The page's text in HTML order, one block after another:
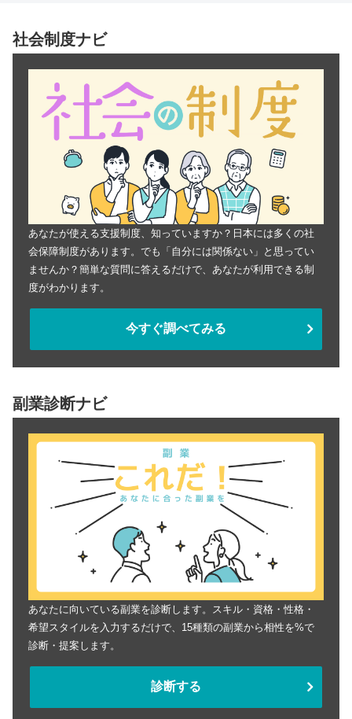
社会制度ナビ
あなたが使える支援制度、知っていますか？日本には多くの社
会保障制度があります。でも「自分には関係ない」と思ってい
ませんか？簡単な質問に答えるだけで、あなたが利用できる制
度がわかります。
今すぐ調べてみる
副業診断ナビ
あなたに向いている副業を診断します。スキル・資格・性格・
希望スタイルを入力するだけで、15種類の副業から相性を%で
診断・提案します。
診断する